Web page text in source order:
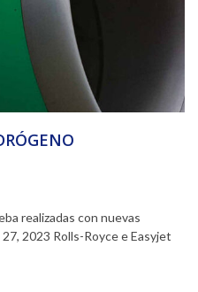
realizadas con nuevas
2023 Rolls-Royce e Easyjet